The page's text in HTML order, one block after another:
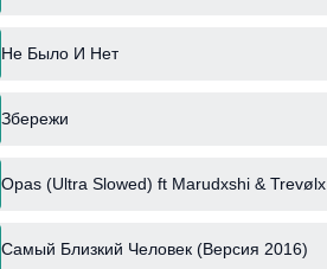
Не Было И Нет
Збережи
Opas (Ultra Slowed) ft Marudxshi & Trevølx
Самый Близкий Человек (Версия 2016)